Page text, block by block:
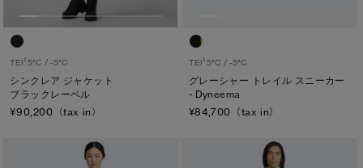
TEI1 5°C / -5°C
シンクレア ジャケット
ブラックレーベル
¥90,200（tax in）
TEI15°C / -5°C
グレーシャー トレイル スニーカー
- Dyneema
¥84,700（tax in）